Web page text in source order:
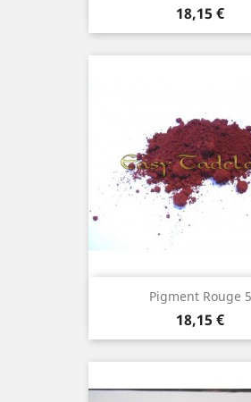
Prix
18,15 €
Pigment Rouge 5
Prix
18,15 €